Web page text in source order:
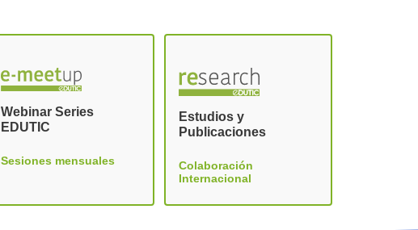
Webinar Series
EDUTIC
Sesiones mensuales
Estudios y
Publicaciones
Colaboración
Internacional